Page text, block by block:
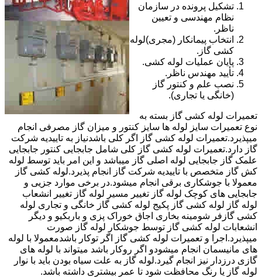
تشکیل پرونده در سازمان
نظام مهندسی و تعیین
ناظر.
انتخاب پیمانکار (مجری)لوله
کشی گاز.
پایان عملیات لوله کشی.
تأیید مهندس ناظر.
نصب علم و کنتور گاز
(خانگی یا تجاری).
تعمیرات لوله کشی گاز بسته به
نوع تعمیرات سایز لوله ها سایز کنتور و میزان گاز مصرفی انجام
میپذیرد.تعمیرات لوله کشی گاز اگر کلی باشدنیاز به تاییدیه شرکت
گاز دارد.تعمیرات لوله کشی گاز کلی شامل جابجایی کنتور جابجایی
علمک گاز جابجایی لوله اصلی گاز میباشد و این امر باید توسط لوله
کش گاز متخصص با تاییدیه شرکت گاز انجام پذیرد.لوله کشی گاز
معمولا با جوشکاری برقی انجام میشود.در برخی موارد جزیی و
جابجایی های کوچک لوله گاز تغییر مسیر لوله گاز تغییر انشعاب
لوله گاز لوله کشی گاز پکیج لوله کشی گاز خانگی و تجاری لوله
کشی گازفر شومینه بخاری اجاق خوراک پزی و باربکیو و دیگر
انشعابات لوله کشی گاز توسط جوشکار لوله گاز صورت
میپذیرد.اجرا و تعمیرات لوله کشی گاز اگر توکار باشدمعمولا با لوله
های مانیسمان انجام میشودو اگر روکار باشد میتواند با لوله های
گازی درزدار نیز انجام گیرد.لوله گاز به علت سیاه بودن باید با نوار
لوله گاز یا رنگ محافظت شود تا عمر بیشتری داشته باشد.